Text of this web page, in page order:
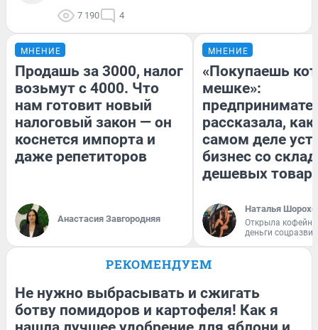
7 190 4
МНЕНИЕ
Продашь за 3000, налог
возьмут с 4000. Что
нам готовит новый
налоговый закон — он
коснется импорта и
даже репетиторов
Анастасия Завгородняя
МНЕНИЕ
«Покупаешь
мешке»:
рассказала, как
самом деле
бизнес со
дешевых
Наталья
Открыла
деньги
РЕКОМЕНДУЕМ
Не нужно выбрасывать и сжигать
ботву помидоров и картофеля! Как я